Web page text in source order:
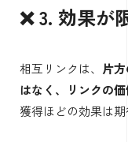
❌ 3. 効果が
相互リンクは、 片
はなく、リンクの
獲得ほどの効果は期